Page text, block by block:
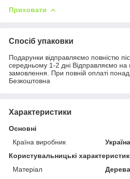
Приховати
Спосіб упаковки
Подарунки відправляємо повністю
середньому 1-2 дні Відправляємо на
замовлення. При повній оплаті
Безкоштовна
Характеристики
Основні
Країна виробник
Україна
Користувальницькі
Матеріал
Дерева